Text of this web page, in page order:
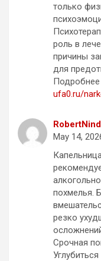
только
роль в
причины
для
ufa0.ru/
May 14,
похмелья.
резко
Срочная